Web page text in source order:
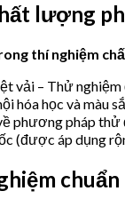
lượng
thí nghiệm
vải – Thử
hóa học và màu
phương pháp thử
(được áp dụng
chuẩn